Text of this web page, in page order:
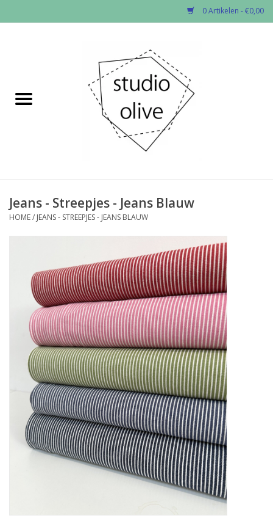
0 Artikelen - €0,00
✂︎Nieuw
Fournituren
Diy pakketten
Studio Olive inspireert....
Jeans - Streepjes - Jeans Blauw
HOME/ JEANS - STREEPJES - JEANS BLAUW